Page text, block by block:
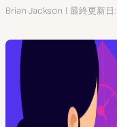
執
Brian Jackson 最終更新日